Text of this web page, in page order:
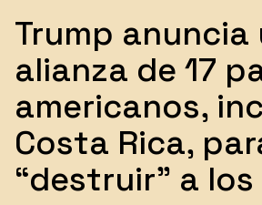
Trump anuncia
alianza de 17
americanos,
Costa Rica,
“destruir” a